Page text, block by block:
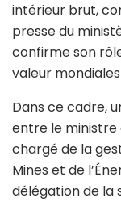
intérieur brut,
presse du
confirme son
valeur
Dans ce cadre,
entre le ministre
chargé de la
Mines et de
délégation de la